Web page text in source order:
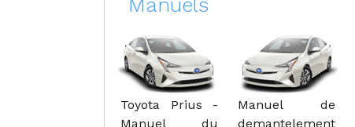
Manuels
Toyota Prius -
Manuel du
Manuel de
demantelement